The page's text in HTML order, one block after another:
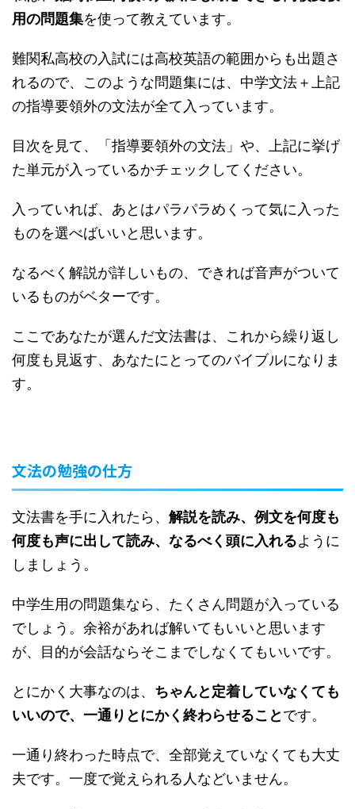
用の問題集を使って教えています。
難関私高校の入試には高校英語の範囲からも出題さ
れるので、このような問題集には、中学文法＋上記
の指導要領外の文法が全て入っています。
目次を見て、「指導要領外の文法」や、上記に挙げ
た単元が入っているかチェックしてください。
入っていれば、あとはパラパラめくって気に入った
ものを選べばいいと思います。
なるべく解説が詳しいもの、できれば音声がついて
いるものがベターです。
ここであなたが選んだ文法書は、これから繰り返し
何度も見返す、あなたにとってのバイブルになりま
す。
文法の勉強の仕方
文法書を手に入れたら、 解説を読み、例文を何度も
何度も声に出して読み、なるべく頭に入れるように
しましょう。
中学生用の問題集なら、たくさん問題が入っている
でしょう。余裕があれば解いてもいいと思います
が、目的が会話ならそこまでしなくてもいいです。
とにかく大事なのは、 ちゃんと定着していなくても
いいので、一通りとにかく終わらせることです。
一通り終わった時点で、全部覚えていなくても大丈
夫です。一度で覚えられる人などいません。